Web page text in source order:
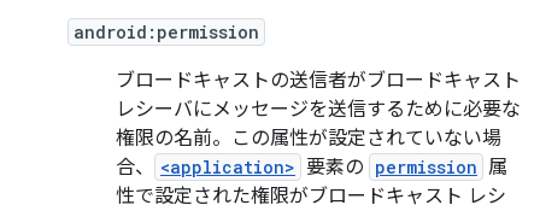
android:permission
ブロードキャストの送信者がブロードキャスト
レシーバにメッセージを送信するために必要な
権限の名前。この属性が設定されていない場
合、
<application> 要素の permission 属
性で設定された権限がブロードキャスト レシ